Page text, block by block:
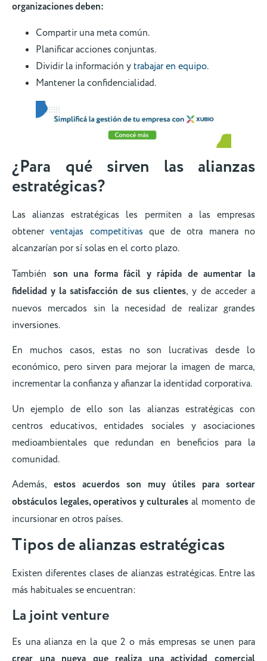
organizaciones deben:
Compartir una meta común.
Planificar acciones conjuntas.
Dividir la información y trabajar en equipo.
Mantener la confidencialidad.
¿Para qué sirven las alianzas
estratégicas?
Las alianzas estratégicas les permiten a las empresas
obtenerventajas competitivasque de otra manera no
alcanzarían por sí solas en el corto plazo.
También son una forma fácil y rápida de aumentar la
fidelidad y la satisfacción de sus clientes, y de acceder a
nuevos mercados sin la necesidad de realizar grandes
inversiones.
En muchos casos, estas no son lucrativas desde lo
económico, pero sirven para mejorar la imagen de marca,
incrementar la confianza y afianzar la identidad corporativa.
Un ejemplo de ello son las alianzas estratégicas con
centros educativos, entidades sociales y asociaciones
medioambientales que redundan en beneficios para la
comunidad.
Además, estos acuerdos son muy útiles para sortear
obstáculos legales, operativos y culturales al momento de
incursionar en otros países.
Tipos de alianzas estratégicas
Existen diferentes clases de alianzas estratégicas. Entre las
más habituales se encuentran:
La joint venture
Es una alianza en la que 2 o más empresas se unen para